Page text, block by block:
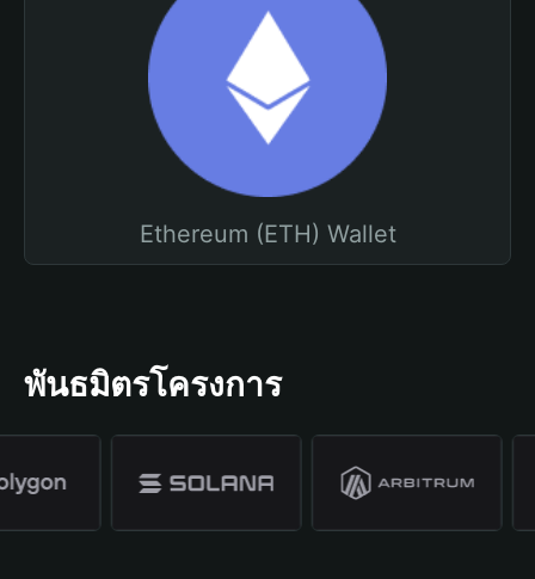
Ethereum (ETH) Wallet
พันธมิตรโครงการ